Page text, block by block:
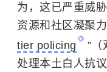
为，这已严重威
资源和社区凝聚
tier policing
”（
处理本土白人抗